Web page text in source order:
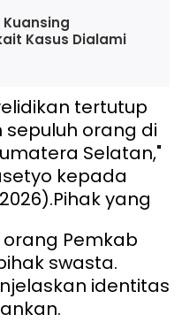
Kuansing
Kasus Dialami
tertutup
orang di
Selatan,"
kepada
Pihak yang
Pemkab
swasta.
identitas